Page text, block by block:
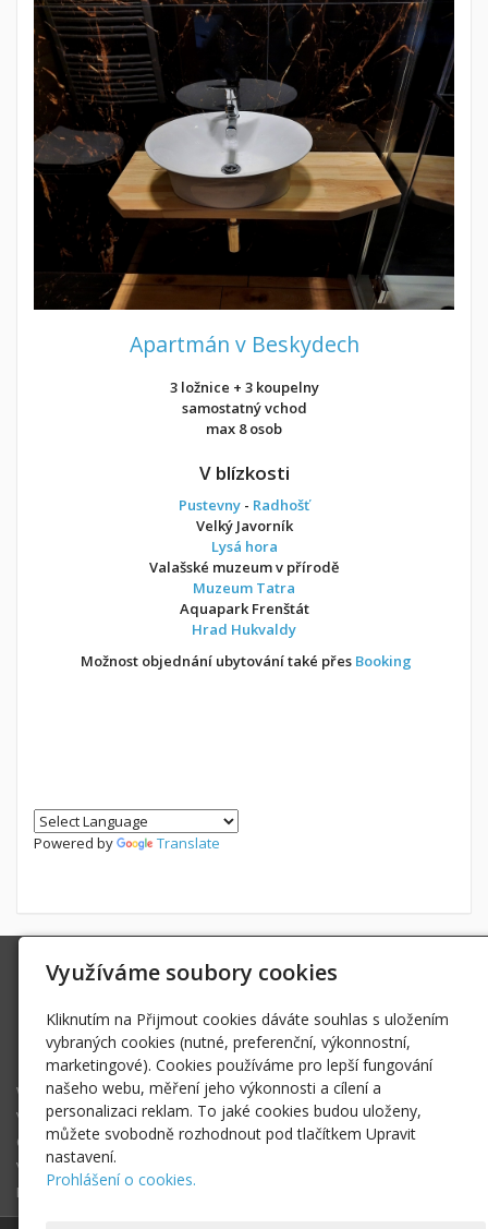
Apartmán v Beskydech
3 ložnice + 3 koupelny
samostatný vchod
max 8 osob
V blízkosti
Pustevny - Radhošť
Velký Javorník
Lysá hora
Valašské muzeum v přírodě
Muzeum Tatra
Aquapark Frenštát
Hrad Hukvaldy
Možnost objednání ubytování také přes Booking
Powered by Translate
Ing. Radek Hoďák
IČ: 18979661
radek@hodak.cz
Webkamery na horách
Vlož webkameru
O projektu webkamery na horách
Vyhledej webkameru ...
Fotogalerie
Využíváme soubory cookies
Kliknutím na Přijmout cookies dáváte souhlas s uložením
vybraných cookies (nutné, preferenční, výkonnostní,
marketingové). Cookies používáme pro lepší fungování
našeho webu, měření jeho výkonnosti a cílení a
personalizaci reklam. To jaké cookies budou uloženy,
můžete svobodně rozhodnout pod tlačítkem Upravit
nastavení.
Prohlášení o cookies.